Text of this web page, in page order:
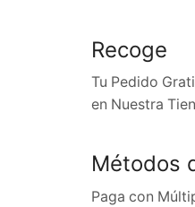
Recoge
Tu Pedido
en Nuestra
Métodos
Paga con